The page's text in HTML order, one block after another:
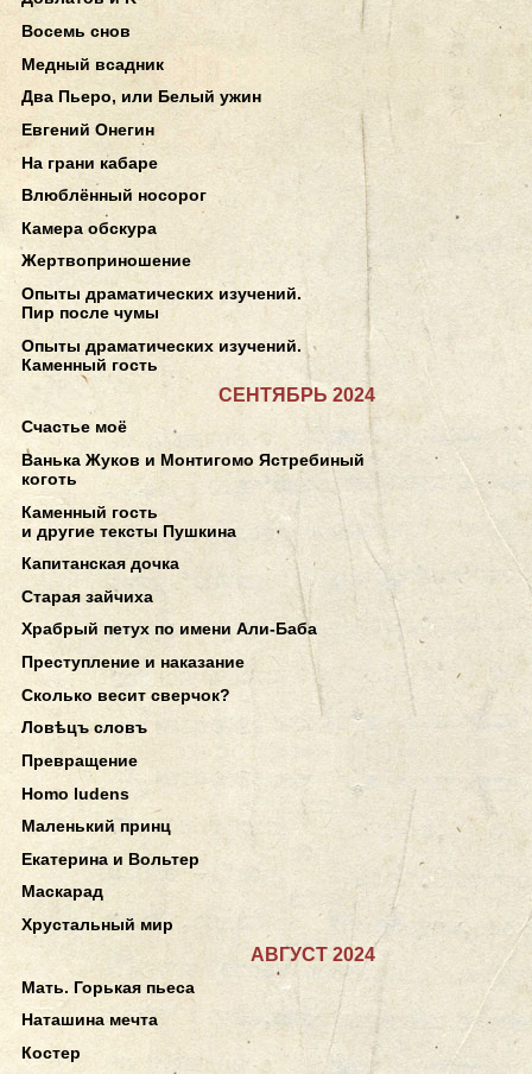
Восемь снов
Медный всадник
Два Пьеро, или Белый ужин
Евгений Онегин
На грани кабаре
Влюблённый носорог
Камера обскура
Жертвоприношение
Опыты драматических изучений.
Пир после чумы
Опыты драматических изучений.
Каменный гость
СЕНТЯБРЬ 2024
Счастье моё
Ванька Жуков и Монтигомо Ястребиный
коготь
Каменный гость
и другие тексты Пушкина
Капитанская дочка
Старая зайчиха
Храбрый петух по имени Али-Баба
Преступление и наказание
Сколько весит сверчок?
Ловѣцъ словъ
Превращение
Homo ludens
Маленький принц
Екатерина и Вольтер
Маскарад
Хрустальный мир
АВГУСТ 2024
Мать. Горькая пьеса
Наташина мечта
Костер